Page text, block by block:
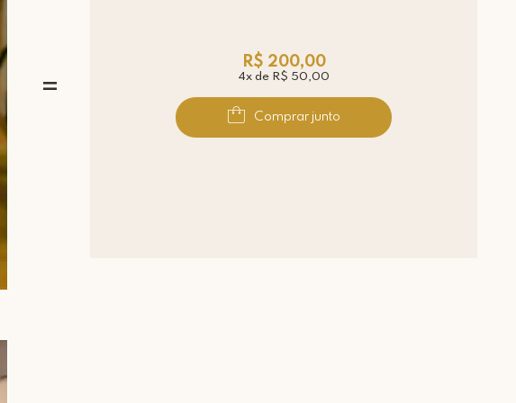
=
R$ 200,00
4x de R$ 50,00
Comprar junto